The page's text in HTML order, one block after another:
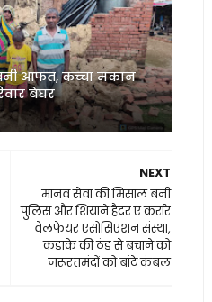
आफत, कच्चा मकान
बेघर
NEXT
मानव सेवा की मिसाल बनी
पुलिस और शियाने हैदर ए कर्रार
वेलफेयर एसोसिएशन संस्था,
कड़ाके की ठंड से बचाने को
जरूरतमंदों को बांटे कंबल